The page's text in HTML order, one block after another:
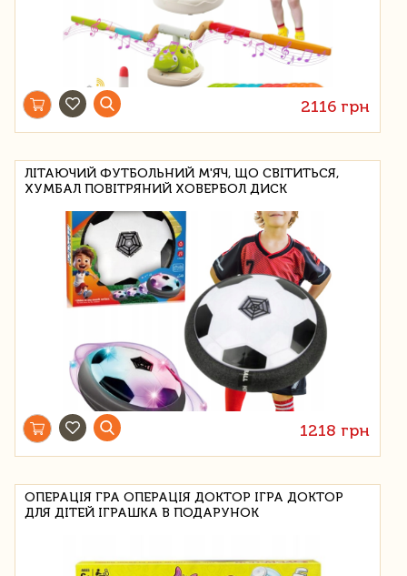
2116 грн
ЛІТАЮЧИЙ ФУТБОЛЬНИЙ М'ЯЧ, ЩО СВІТИТЬСЯ,
ХУМБАЛ ПОВІТРЯНИЙ ХОВЕРБОЛ ДИСК
1218 грн
ОПЕРАЦІЯ ГРА ОПЕРАЦІЯ ДОКТОР ІГРА ДОКТОР
ДЛЯ ДІТЕЙ ІГРАШКА В ПОДАРУНОК